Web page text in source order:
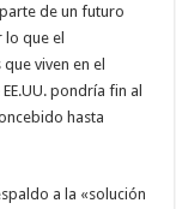
de un futuro
lo que el
viven en el
pondría fin al
hasta
a la «solución